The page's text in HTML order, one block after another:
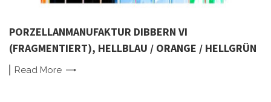
PORZELLANMANUFAKTUR DIBBERN VI
(FRAGMENTIERT), HELLBLAU / ORANGE / HELLGRÜN
Read More